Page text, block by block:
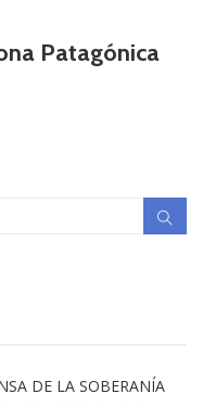
Patagónica
DE LA SOBERANÍA